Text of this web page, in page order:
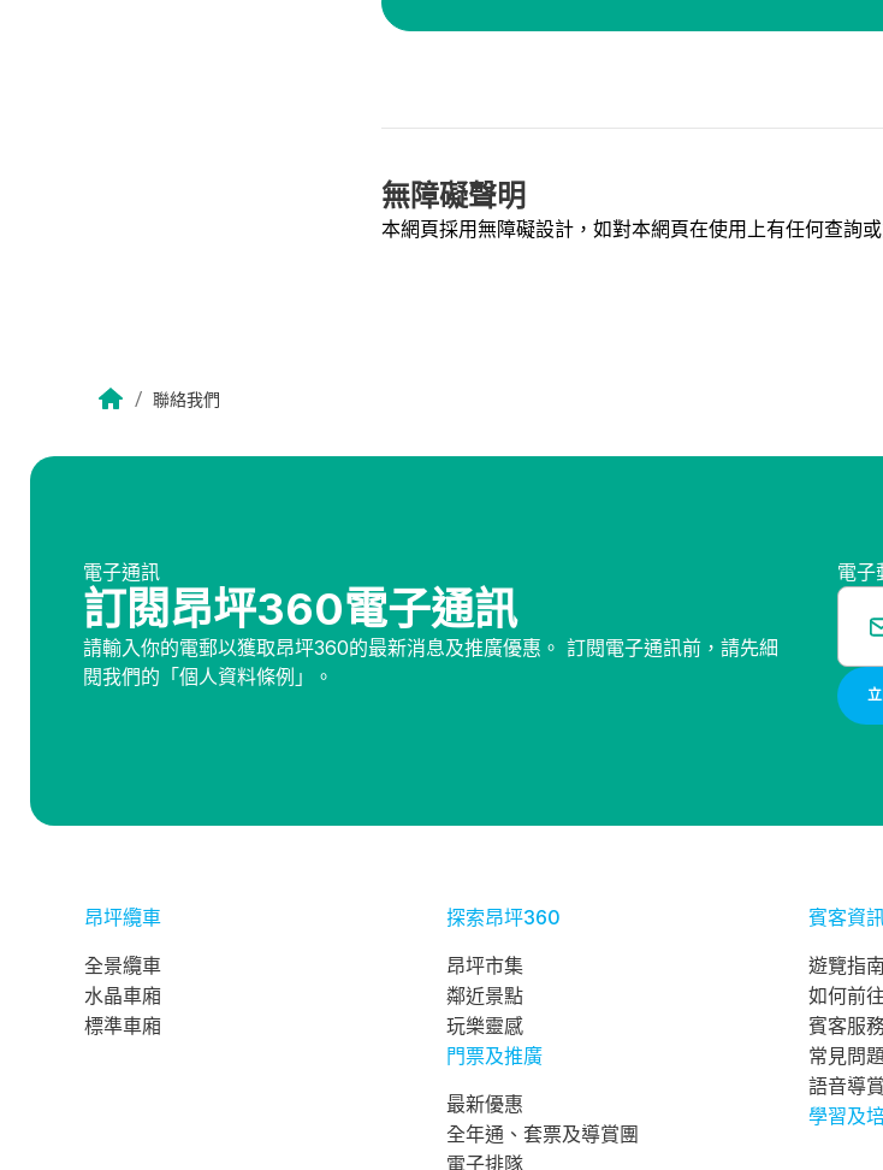
無障礙聲明
本網頁採用無障礙設計，如對本網頁在使用上有任何查詢
/ 聯絡我們
電子通訊
訂閱昂坪360電子通訊
請輸入你的電郵以獲取昂坪360的最新消息及推廣優惠。 訂閱電子通訊前，請先細
閱我們的「個人資料條例」。
電子
昂坪纜車
全景纜車
水晶車廂
標準車廂
探索昂坪360
昂坪市集
鄰近景點
玩樂靈感
門票及推廣
最新優惠
全年通、套票及導賞團
電子排隊
賓客資
遊覽指南
如何前往
賓客服
常見問
語音導賞
學習及